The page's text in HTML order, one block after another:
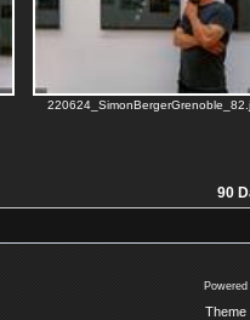
90
Theme